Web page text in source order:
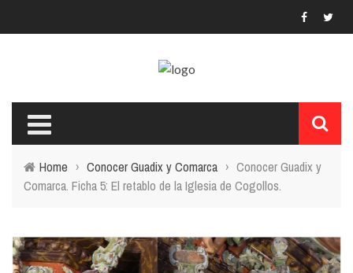
Home › Conocer Guadix y Comarca › Conocer Guadix y
Comarca. Ficha 5: El retablo de la Iglesia de Cogollos.